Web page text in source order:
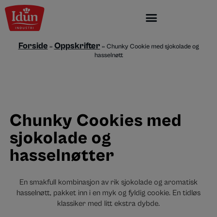
Skip
to
content
Forside » Oppskrifter» Chunky Cookie med sjokolade og
hasselnøtt
Chunky Cookies med
sjokolade og
hasselnøtter
En smakfull kombinasjon av rik sjokolade og aromatisk
hasselnøtt, pakket inn i en myk og fyldig cookie. En tidløs
klassiker med litt ekstra dybde.